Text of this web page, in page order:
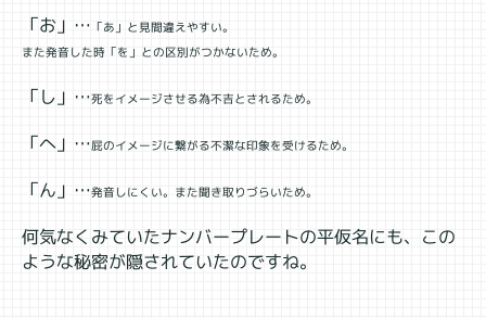
「お」… 「あ」と見間違えやすい。
また発音した時「を」との区別がつかないため。
「し」…死をイメージさせる為不吉とされるため。
「へ」…屁のイメージに繋がる不潔な印象を受けるため。
「ん」…発音しにくい。また聞き取りづらいため。
何気なくみていたナンバープレートの平仮名にも、この
ような秘密が隠されていたのですね。